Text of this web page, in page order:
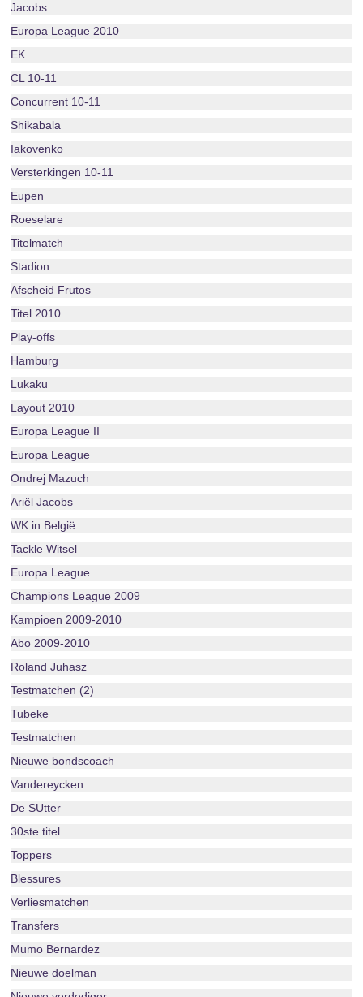
Jacobs
Europa League 2010
EK
CL 10-11
Concurrent 10-11
Shikabala
Iakovenko
Versterkingen 10-11
Eupen
Roeselare
Titelmatch
Stadion
Afscheid Frutos
Titel 2010
Play-offs
Hamburg
Lukaku
Layout 2010
Europa League II
Europa League
Ondrej Mazuch
Ariël Jacobs
WK in België
Tackle Witsel
Europa League
Champions League 2009
Kampioen 2009-2010
Abo 2009-2010
Roland Juhasz
Testmatchen (2)
Tubeke
Testmatchen
Nieuwe bondscoach
Vandereycken
De SUtter
30ste titel
Toppers
Blessures
Verliesmatchen
Transfers
Mumo Bernardez
Nieuwe doelman